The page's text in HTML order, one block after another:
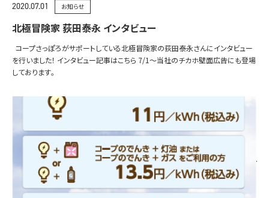
2020.07.01 お知らせ
北極冒険家 荻田泰永 インタビュー
コープさっぽろがサポートしている北極冒険家の荻田泰永さんにインタビュー
を行いました！ インタビュー記事はこちら 7/1～当社のチカホ壁面広告にも登場
しております｡